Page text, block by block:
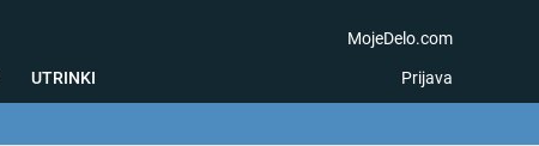
UTRINKI
MojeDelo.com
Prijava